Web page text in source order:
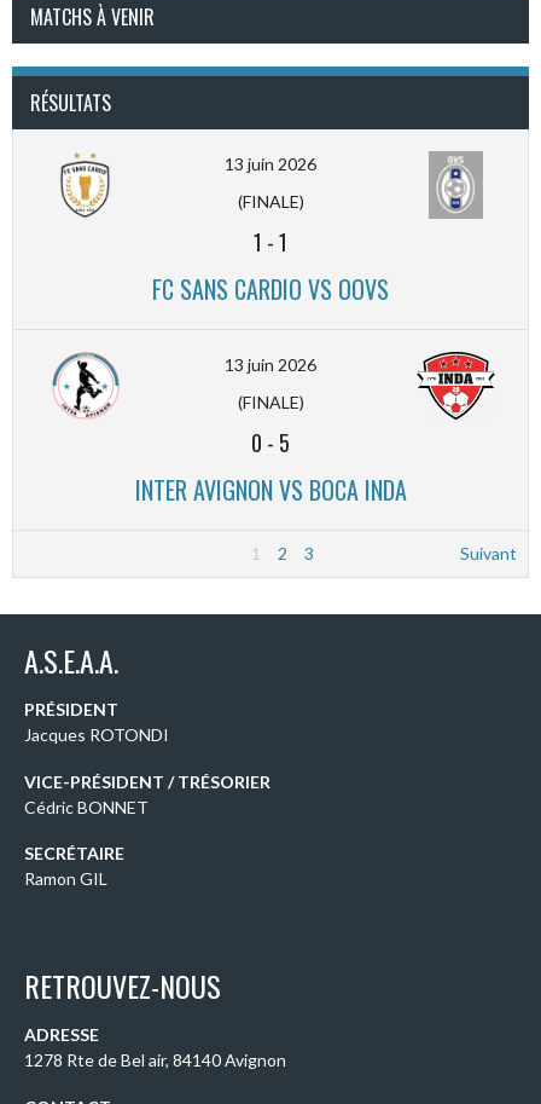
MATCHS À VENIR
RÉSULTATS
13 juin 2026
(FINALE)
1 -1
FC SANS CARDIO VS OOVS
13 juin 2026
(FINALE)
0 - 5
INTER AVIGNON VS BOCA INDA
1 2 3 Suivant
A.S.E.A.A.
PRÉSIDENT
Jacques ROTONDI
VICE-PRÉSIDENT / TRÉSORIER
Cédric BONNET
SECRÉTAIRE
Ramon GIL
RETROUVEZ-NOUS
ADRESSE
1278 Rte de Bel air, 84140 Avignon